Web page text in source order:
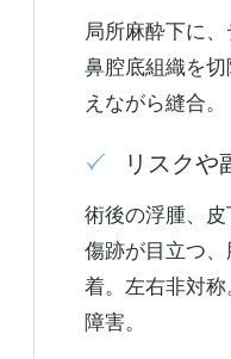
局所麻酔下に、
鼻腔底組織を
えながら縫合。
リスクや
術後の浮腫、皮
傷跡が目立つ
着。左右非対
障害。